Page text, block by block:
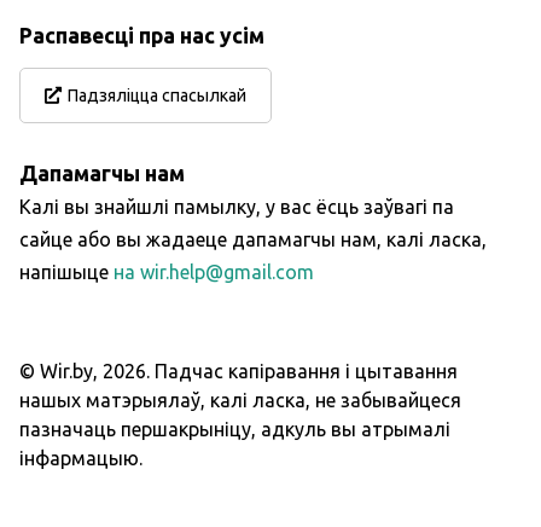
Распавесці пра нас усім
Падзяліцца спасылкай
Дапамагчы нам
Калі вы знайшлі памылку, у вас ёсць заўвагі па
сайце або вы жадаеце дапамагчы нам, калі ласка,
напішыце на wir.help@gmail.com
© Wir.by, 2026. Падчас капіравання і цытавання
нашых матэрыялаў, калі ласка, не забывайцеся
пазначаць першакрыніцу, адкуль вы атрымалі
інфармацыю.